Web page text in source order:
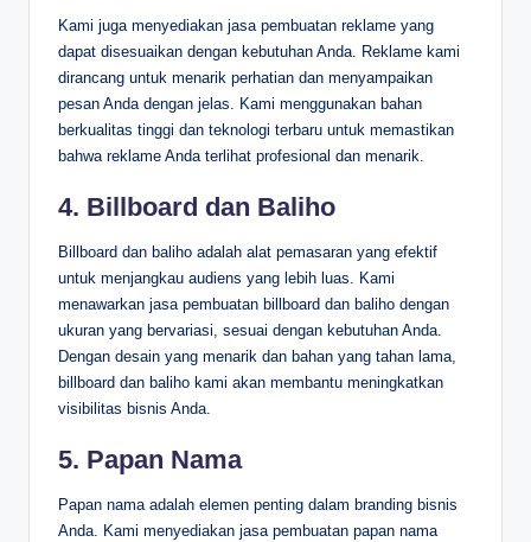
Kami juga menyediakan jasa pembuatan reklame yang
dapat disesuaikan dengan kebutuhan Anda. Reklame kami
dirancang untuk menarik perhatian dan menyampaikan
pesan Anda dengan jelas. Kami menggunakan bahan
berkualitas tinggi dan teknologi terbaru untuk memastikan
bahwa reklame Anda terlihat profesional dan menarik.
4. Billboard dan Baliho
Billboard dan baliho adalah alat pemasaran yang efektif
untuk menjangkau audiens yang lebih luas. Kami
menawarkan jasa pembuatan billboard dan baliho dengan
ukuran yang bervariasi, sesuai dengan kebutuhan Anda.
Dengan desain yang menarik dan bahan yang tahan lama,
billboard dan baliho kami akan membantu meningkatkan
visibilitas bisnis Anda.
5. Papan Nama
Papan nama adalah elemen penting dalam branding bisnis
Anda. Kami menyediakan jasa pembuatan papan nama